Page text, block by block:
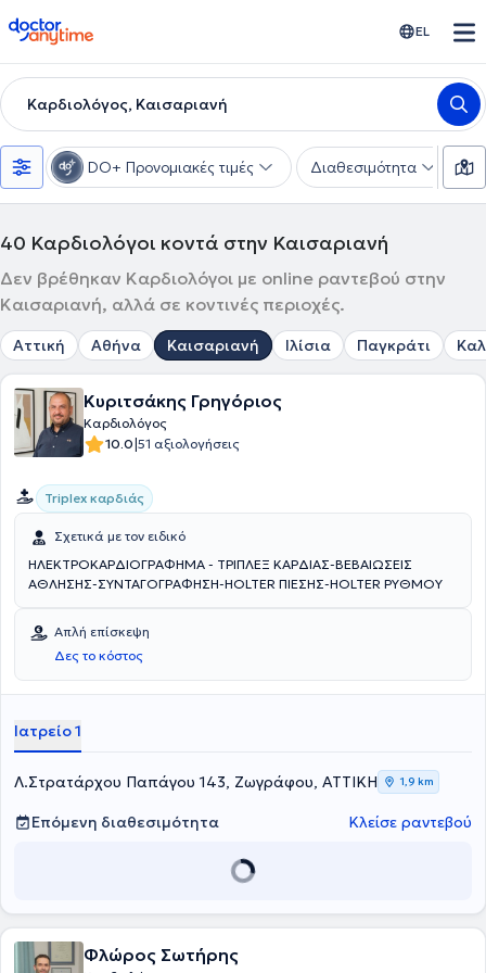
doctoranytime EL
Καρδιολόγος, Καισαριανή
DO+ Προνομιακές τιμές Διαθεσιμότητα
40 Καρδιολόγοι κοντά στην Καισαριανή
Δεν βρέθηκαν Καρδιολόγοι με online ραντεβού στην
Καισαριανή, αλλά σε κοντινές περιοχές.
Αττική Αθήνα Καισαριανή Ιλίσια Παγκράτι
Κυριτσάκης Γρηγόριος
Καρδιολόγος
10.0|51 αξιολογήσεις
Triplex καρδιάς
Σχετικά με τον ειδικό
ΗΛΕΚΤΡΟΚΑΡΔΙΟΓΡΑΦΗΜΑ - ΤΡΙΠΛΕΞ ΚΑΡΔΙΑΣ-ΒΕΒΑΙΩΣΕΙΣ
ΑΘΛΗΣΗΣ-ΣΥΝΤΑΓΟΓΡΑΦΗΣΗ-HOLTER ΠΙΕΣΗΣ-HOLTER ΡΥΘΜΟΥ
Απλή επίσκεψη
Δες το κόστος
Ιατρείο 1
Λ.Στρατάρχου Παπάγου 143, Ζωγράφου, ΑΤΤΙΚΗ 1,9 km
Επόμενη διαθεσιμότητα Κλείσε ραντεβού
Φλώρος Σωτήρης